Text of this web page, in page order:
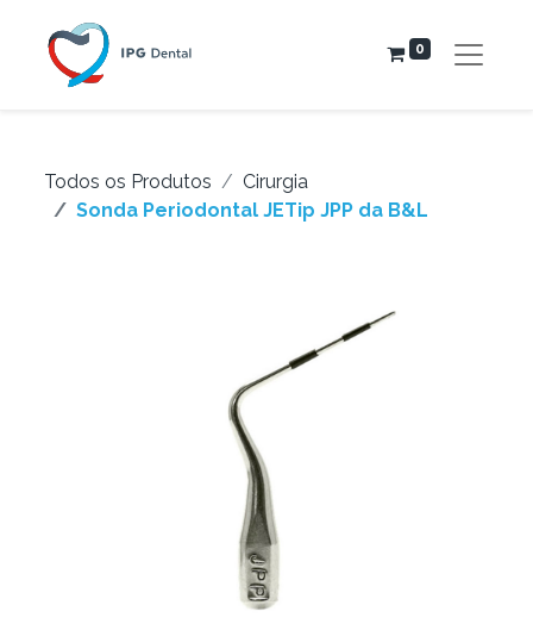
0
Todos os Produtos
Cirurgia
Sonda Periodontal JETip JPP da B&L